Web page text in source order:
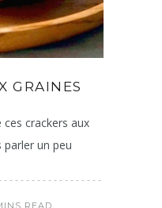
GRAINES
crackers aux
parler un peu
READ